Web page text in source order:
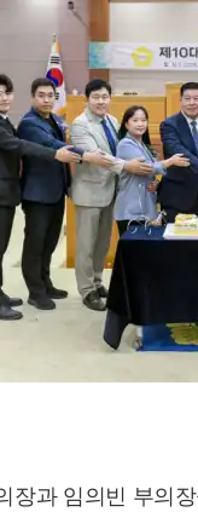
장과 임의빈 부의